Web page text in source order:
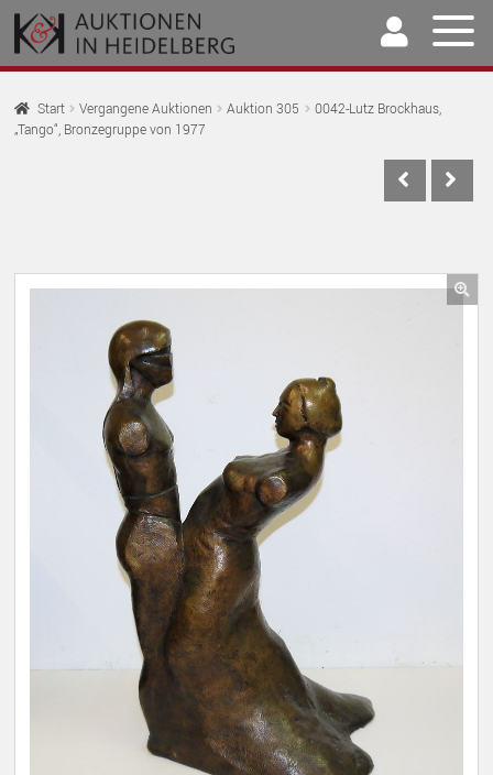
Zur
Navigation
springen
Springe
zum
Inhalt
Home
Start Vergangene Auktionen Auktion 305
0042-Lutz Brockhaus,
„Tango“, Bronzegruppe von 1977